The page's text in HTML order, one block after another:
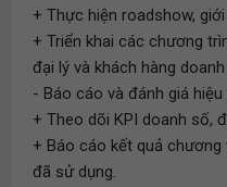
+ Thực hiện roadshow,
+ Triển khai các chương
đại lý và khách hàng doanh
- Báo cáo và đánh giá hiệu
+ Theo dõi KPI doanh số,
+ Báo cáo kết quả chương
đã sử dụng.